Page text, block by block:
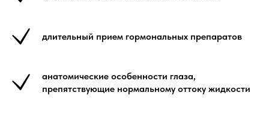
длительный прием гормональных препаратов
анатомические особенности глаза,
препятствующие нормальному оттоку жидкости